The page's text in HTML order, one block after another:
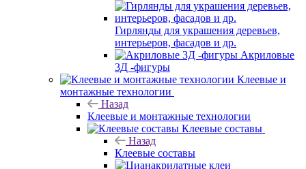
Гирлянды для украшения деревьев,
интерьеров, фасадов и др.
Акриловые
3Д -фигуры
Клеевые и
монтажные технологии
Назад
Клеевые и монтажные технологии
Клеевые составы
Назад
Клеевые составы